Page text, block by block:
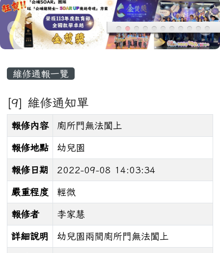
維修通報一覽
[9] 維修通知單
報修內容 廁所門無法闔上
報修地點 幼兒園
報修日期 2022-09-08 14:03:34
嚴重程度 輕微
報修者 李家慧
詳細說明 幼兒園兩間廁所門無法闔上